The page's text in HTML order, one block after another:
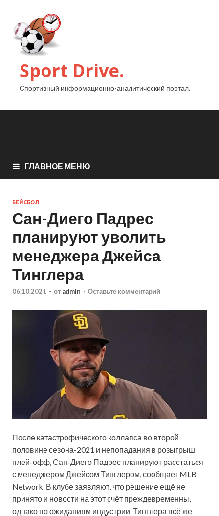
Sport Drive.
Спортивный информационно-аналитический портал.
ГЛАВНОЕ МЕНЮ
БЕЙСБОЛ
Сан-Диего Падрес
планируют уволить
менеджера Джейса
Тинглера
06.10.2021 - от admin - Оставьте комментарий
После катастрофического коллапса во второй
половине сезона-2021 и непопадания в розыгрыш
плей-офф, Сан-Диего Падрес планируют расстаться
с менеджером Джейсом Тинглером, сообщает MLB
Network. В клубе заявляют, что решение ещё не
принято и новости на этот счёт преждевременны,
однако по ожиданиям индустрии, Тинглера всё же